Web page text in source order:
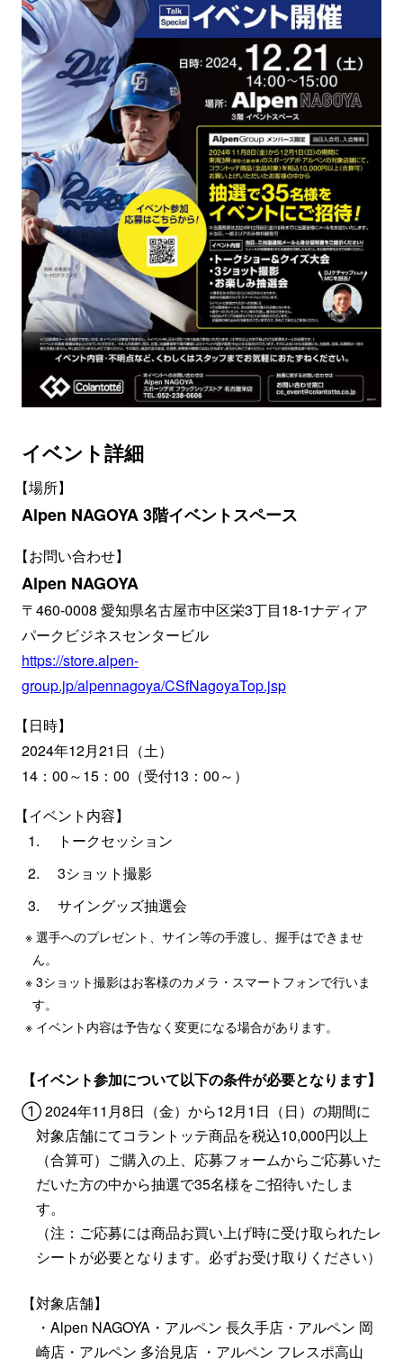
イベント詳細
【場所】
Alpen NAGOYA 3階イベントスペース
【お問い合わせ】
Alpen NAGOYA
〒460-0008 愛知県名古屋市中区栄3丁目18-1ナディア
パークビジネスセンタービル
https://store.alpen-
group.jp/alpennagoya/CSfNagoyaTop.jsp
【日時】
2024年12月21日（土）
14：00～15：00（受付13：00～）
【イベント内容】
トークセッション
3ショット撮影
サイングッズ抽選会
※ 選手へのプレゼント、サイン等の手渡し、握手はできませ
ん。
※ 3ショット撮影はお客様のカメラ・スマートフォンで行いま
す。
※ イベント内容は予告なく変更になる場合があります。
【イベント参加について以下の条件が必要となります】
① 2024年11月8日（金）から12月1日（日）の期間に
対象店舗にてコラントッテ商品を税込10,000円以上
（合算可）ご購入の上、応募フォームからご応募いた
だいた方の中から抽選で35名様をご招待いたしま
す。
（注：ご応募には商品お買い上げ時に受け取られたレ
シートが必要となります。必ずお受け取りください）
【対象店舗】
・Alpen NAGOYA・アルペン 長久手店・アルペン 岡
崎店・アルペン 多治見店・アルペン フレスポ高山